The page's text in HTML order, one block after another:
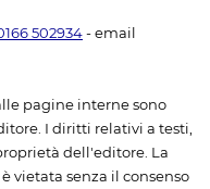
502934 - email
pagine interne sono
I diritti relativi a testi,
dell'editore. La
vietata senza il consenso